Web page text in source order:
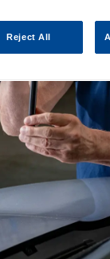
Reject All